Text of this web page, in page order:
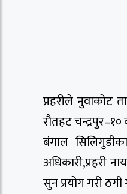
प्रहरीले नुवाकोट
रौतहट
बंगाल
अधिकारी,प्रहरी
सुन प्रयोग गरी ठगी